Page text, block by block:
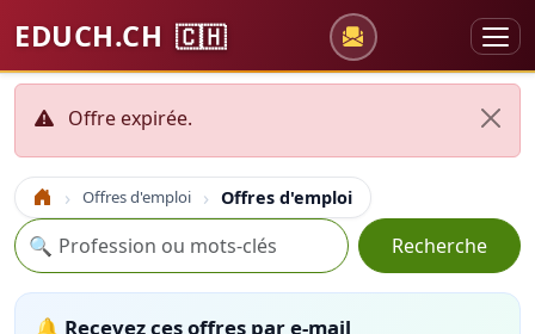
EDUCH.CH 🇨🇭
Offre expirée.
Accueil Offres d'emploi Offres d'emploi
Recherche
🔍 Recherche
🔔 Recevez ces offres par e-mail